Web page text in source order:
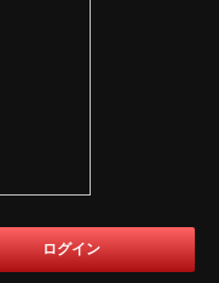
ログイン